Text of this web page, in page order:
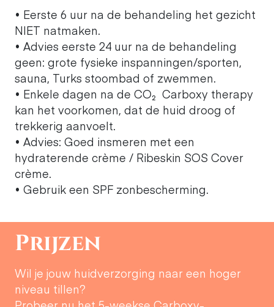
• Eerste 6 uur na de behandeling het gezicht
NIET natmaken.
• Advies eerste 24 uur na de behandeling
geen: grote fysieke inspanningen/sporten,
sauna, Turks stoombad of zwemmen.
• Enkele dagen na de CO₂ Carboxy therapy
kan het voorkomen, dat de huid droog of
trekkerig aanvoelt.
• Advies: Goed insmeren met een
hydraterende crème / Ribeskin SOS Cover
crème.
• Gebruik een SPF zonbescherming.
Prijzen
Wil je jouw huidverzorging naar een hoger
niveau tillen?